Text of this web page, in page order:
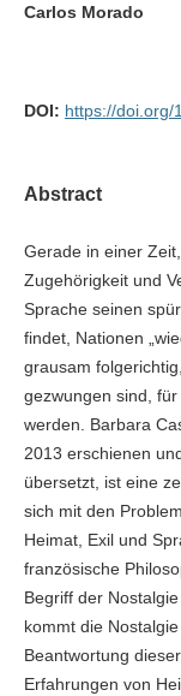
Carlos Morado
DOI: https://doi.org/
Abstract
Gerade in einer
Zugehörigkeit und
Sprache seinen
findet, Nationen
grausam
gezwungen sind,
werden. Barbara
2013 erschienen
übersetzt, ist eine
sich mit den
Heimat, Exil und
französische
Begriff der
kommt die
Beantwortung
Erfahrungen von